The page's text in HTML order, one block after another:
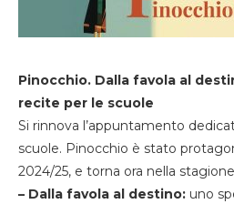
Pinocchio. Dalla favola al
recite per le scuole
Si rinnova l’appuntamento
scuole. Pinocchio è stato
2024/25, e torna ora nella
– Dalla favola al destino: uno